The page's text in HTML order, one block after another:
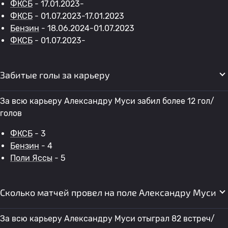
ФКСБ - 17.01.2023-
ФКСБ - 01.07.2023-17.01.2023
Бензин - 18.06.2024-01.07.2023
ФКСБ - 01.07.2023-
Забитые голы за карьеру
За всю карьеру Александру Муси забил более 12 гол/
голов
ФКСБ - 3
Бензин - 4
Поли Яссы - 5
Сколько матчей провел на поле Александру Муси
За всю карьеру Александру Муси отыграл 82 встреч/